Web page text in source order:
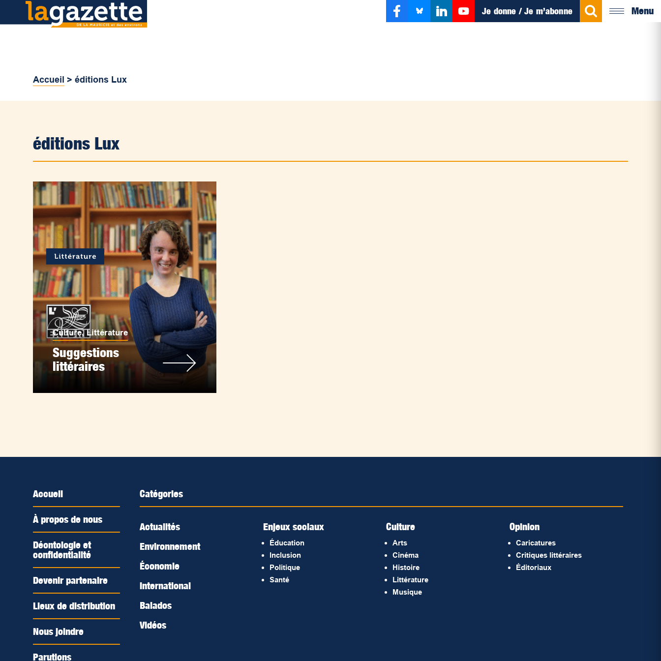
Je donne / Je m’abonne Menu
Accueil >éditions Lux
éditions Lux
Culture,Littérature
Suggestions
littéraires
Accueil
À propos de nous
Déontologie et
confidentialité
Devenir partenaire
Lieux de distribution
Nous joindre
Parutions
Catégories
Actualités
Environnement
Économie
International
Balados
Vidéos
Enjeux sociaux
Éducation
Inclusion
Politique
Santé
Culture
Arts
Cinéma
Histoire
Littérature
Musique
Opinion
Caricatures
Critiques littéraires
Éditoriaux